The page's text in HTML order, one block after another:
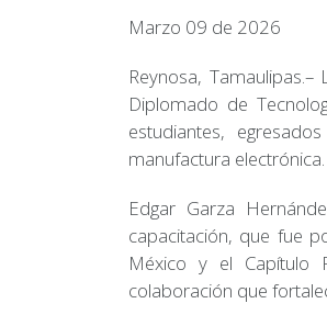
Marzo 09 de 2026
Reynosa,
Diplomado de
estudiantes,
manufactura electrónica.
Edgar Garza
capacitación, que fue
México y el Capítulo
colaboración que